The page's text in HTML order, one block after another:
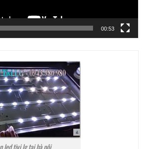
00:53
led tivi lg tại hà nội